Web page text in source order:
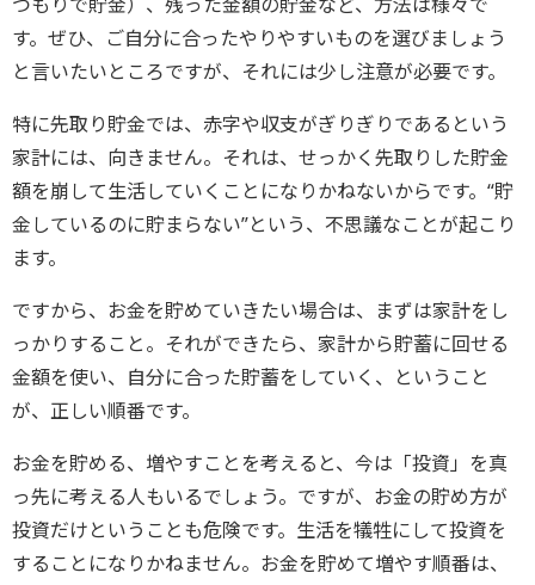
す。ぜひ、ご自分に合ったやりやすいものを選びましょう
と言いたいところですが、それには少し注意が必要です。
特に先取り貯金では、赤字や収支がぎりぎりであるという
家計には、向きません。それは、せっかく先取りした貯金
額を崩して生活していくことになりかねないからです。“貯
金しているのに貯まらない”という、不思議なことが起こり
ます。
ですから、お金を貯めていきたい場合は、まずは家計をし
っかりすること。それができたら、家計から貯蓄に回せる
金額を使い、自分に合った貯蓄をしていく、ということ
が、正しい順番です。
お金を貯める、増やすことを考えると、今は「投資」を真
っ先に考える人もいるでしょう。ですが、お金の貯め方が
投資だけということも危険です。生活を犠牲にして投資を
することになりかねません。お金を貯めて増やす順番は、